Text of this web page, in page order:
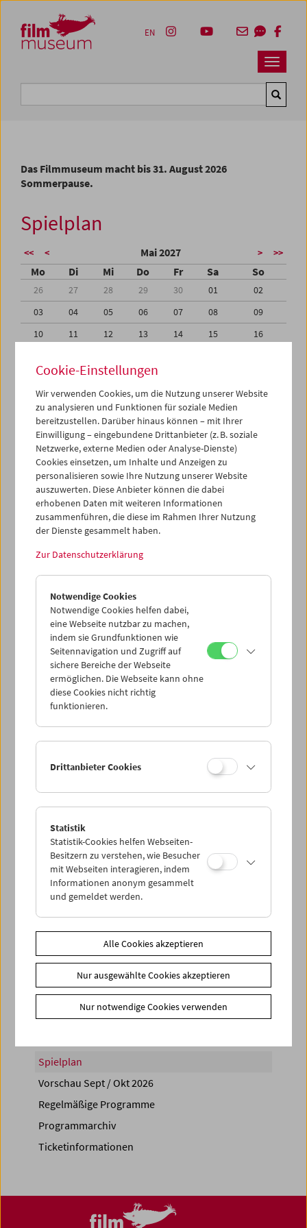
Zum Inhalt
Zum Hauptmenü
Zur Servicenavigation
Zum Suche
Navbar
EN
Das Filmmuseum macht bis 31. August 2026
Sommerpause.
Spielplan
<< < Mai 2027 > >>
Mo Di Mi Do Fr Sa So
26 27 28 29 30 01
02
03
04 05 06 07 08
09
10
11 12 13 14 15
16
24
25 26 27
31
01 02 03 04 05 06
iCalender
Programmheft-PDF
English language or subtitles
< Vorherige Woche
Mo 17.5.
Di 18.5.
Mi 19.5.
Do 20.5.
So 23.5.
PROGRAMM ÜBERBLICK
Spielplan
Vorschau Sept / Okt 2026
Regelmäßige Programme
Programmarchiv
Ticketinformationen
Cookie-Einstellungen
Wir verwenden Cookies, um die Nutzung unserer Website
zu analysieren und Funktionen für soziale Medien
bereitzustellen. Darüber hinaus können – mit Ihrer
Einwilligung – eingebundene Drittanbieter (z. B. soziale
Netzwerke, externe Medien oder Analyse-Dienste)
Cookies einsetzen, um Inhalte und Anzeigen zu
personalisieren sowie Ihre Nutzung unserer Website
auszuwerten. Diese Anbieter können die dabei
erhobenen Daten mit weiteren Informationen
zusammenführen, die diese im Rahmen Ihrer Nutzung
der Dienste gesammelt haben.
Zur Datenschutzerklärung
Notwendige Cookies
Notwendige Cookies helfen dabei,
eine Webseite nutzbar zu machen,
indem sie Grundfunktionen wie
Seitennavigation und Zugriff auf
sichere Bereiche der Webseite
ermöglichen. Die Webseite kann ohne
diese Cookies nicht richtig
funktionieren.
Drittanbieter Cookies
Statistik
Statistik-Cookies helfen Webseiten-
Besitzern zu verstehen, wie Besucher
mit Webseiten interagieren, indem
Informationen anonym gesammelt
und gemeldet werden.
Alle Cookies akzeptieren
Nur ausgewählte Cookies akzeptieren
Nur notwendige Cookies verwenden